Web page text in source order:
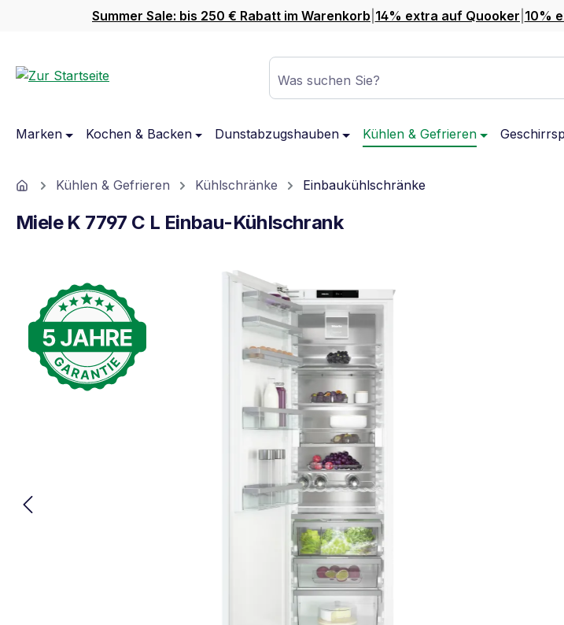
Hauptinhalt springen
Zur Suche springen
Zur Hauptnavigation springen
Summer Sale: bis 250 € Rabatt im Warenkorb 14% extra auf Quooker 10%
Was suchen Sie?
Marken Kochen & Backen Dunstabzugshauben Kühlen & Gefrieren
HomeKühlen & Gefrieren Kühlschränke Einbaukühlschränke
Miele K 7797 C L Einbau-Kühlschrank
Bildergalerie überspringen